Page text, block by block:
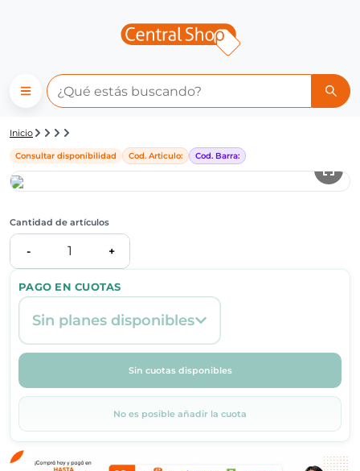
Detalle de producto | Central
Inicio
Consultar disponibilidad Cod. Articulo: Cod. Barra:
PAGO EN CUOTAS
Sin planes disponibles
Sin cuotas disponibles
No es posible añadir la cuota
Cantidad de artículos
- 1 +